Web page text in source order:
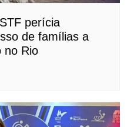
perícia
de famílias a
no Rio